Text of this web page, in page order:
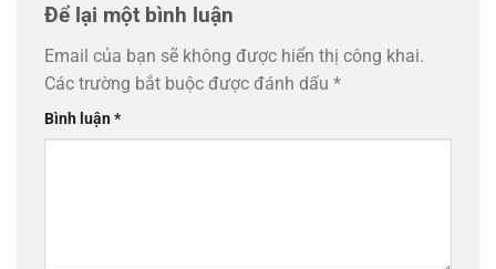
Để lại một bình luận
Email của bạn sẽ không được hiển thị công khai.
Các trường bắt buộc được đánh dấu *
Bình luận*